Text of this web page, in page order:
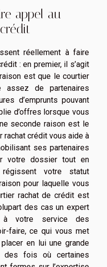
appel au
réellement à faire
: en premier, il s’agit
est que le courtier
assez de partenaires
d’emprunts pouvant
d’offres lorsque vous
seconde raison est le
rachat crédit vous aide à
ses partenaires
votre dossier tout en
votre statut
pour laquelle vous
rachat de crédit est
des cas un expert
votre service des
faire, ce qui vous met
en lui une grande
des fois où certaines